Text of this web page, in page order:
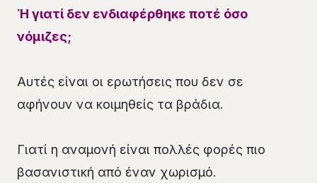
Ή γιατί δεν ενδιαφέρθηκε ποτέ όσο
νόμιζες;
Αυτές είναι οι ερωτήσεις που δεν σε
αφήνουν να κοιμηθείς τα βράδια.
Γιατί η αναμονή είναι πολλές φορές πιο
βασανιστική από έναν χωρισμό.